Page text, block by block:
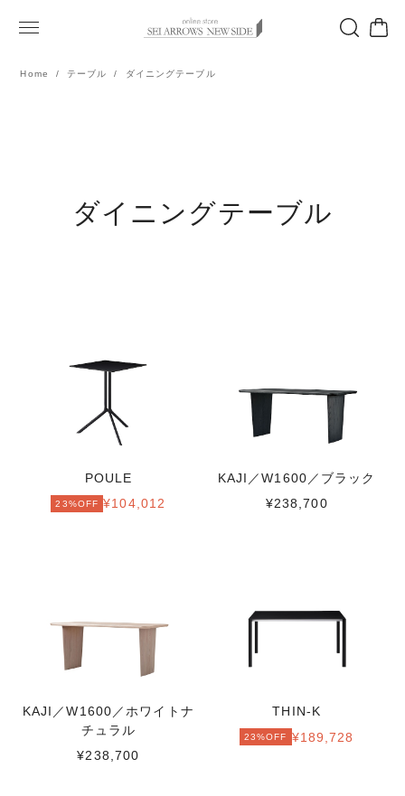
Home テーブル ダイニングテーブル
ダイニングテーブル
POULE
23%OFF ¥104,012
KAJI／W1600／ブラック
¥238,700
KAJI／W1600／ホワイトナ
チュラル
¥238,700
THIN-K
23%OFF ¥189,728